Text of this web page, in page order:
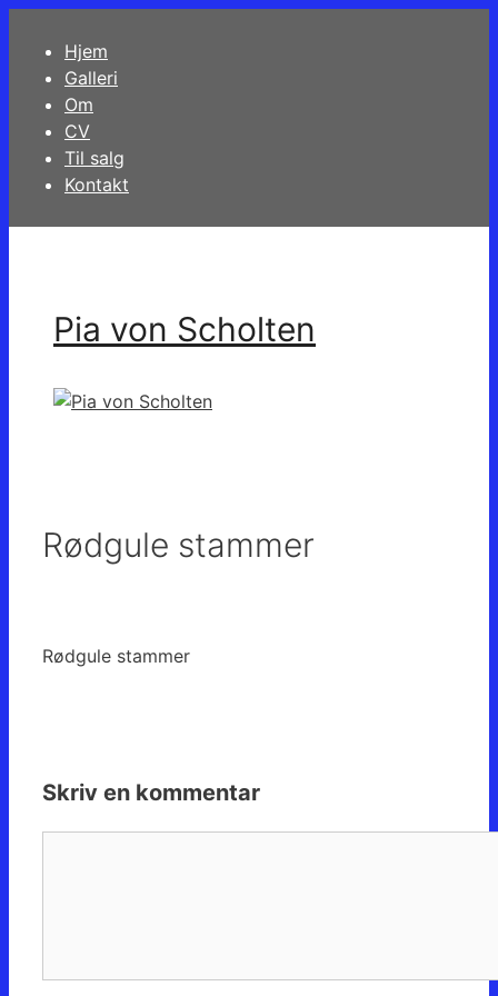
indhold
Hjem
Galleri
Om
CV
Til salg
Kontakt
Pia von Scholten
Rødgule stammer
Rødgule stammer
Skriv en kommentar